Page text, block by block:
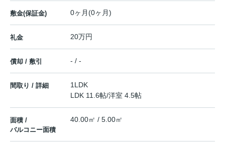
敷金(保証金) 0ヶ月(0ヶ月)
礼金 20万円
償却 / 敷引 - / -
間取り / 詳細
1LDK
LDK 11.6帖/洋室 4.5帖
面積 /
バルコニー面積
40.00㎡ / 5.00㎡